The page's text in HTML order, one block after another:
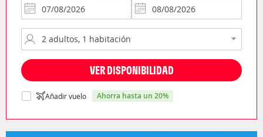
VER DISPONIBILIDAD
Añadir vuelo ahorra hasta un 20%